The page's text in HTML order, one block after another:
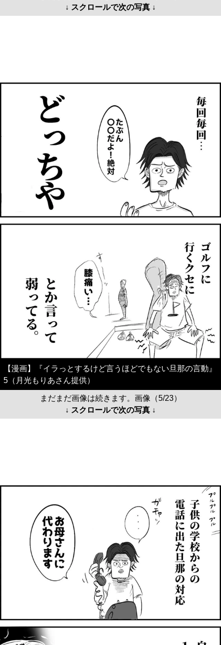
↓ スクロールで次の写真 ↓
【漫画】『イラっとするけど言うほどでもない旦那の言動』
5（月光もりあさん提供）
まだまだ画像は続きます。画像（5/23）
↓ スクロールで次の写真 ↓